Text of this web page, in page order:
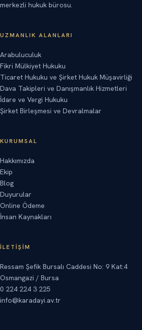
merkezli hukuk bürosu.
UZMANLIK ALANLARI
Arabuluculuk
Fikri Mülkiyet Hukuku
Ticaret Hukuku ve Şirket Hukuk Müşavirliği
Dava Takipleri ve Danışmanlık Hizmetleri
İdare ve Vergi Hukuku
Şirket Birleşmesi ve Devralmalar
KURUMSAL
Hakkımızda
Ekip
Blog
Duyurular
Online Ödeme
İnsan Kaynakları
İLETIŞIM
Ressam Şefik Bursalı Caddesi No: 9 Kat:4
Osmangazi / Bursa
0 224 224 3 225
info@karadayi.av.tr